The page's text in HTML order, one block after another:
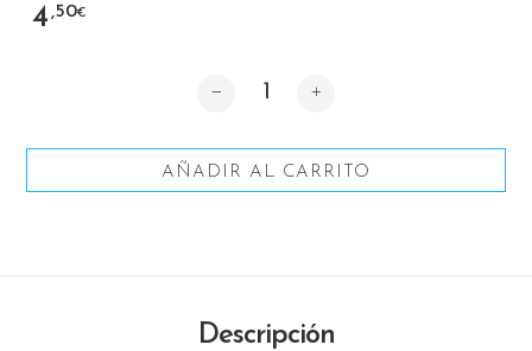
4 ,50€
AÑADIR AL CARRITO
Descripción